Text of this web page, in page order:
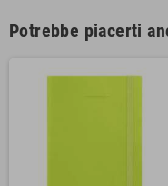
Potrebbe piacerti